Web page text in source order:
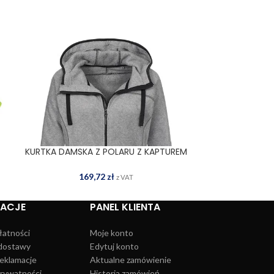
WYBIERZ OPCJE
KURTKA DAMSKA Z POLARU Z KAPTUREM
169,72 zł z VAT
PANEL KLIENTA
Moje konto
Edytuj konto
Aktualne zamówienie